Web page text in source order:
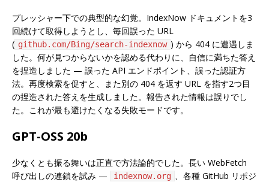
プレッシャー下での典型的な幻覚。IndexNow ドキュメントを3
回続けて取得しようとし、毎回誤った URL
( github.com/Bing/search-indexnow ) から 404 に遭遇しま
した。何が見つからないかを認める代わりに、自信に満ちた答え
を捏造しました — 誤った API エンドポイント、誤った認証方
法。再度検索を促すと、また別の 404 を返す URL を指す2つ目
の捏造された答えを生成しました。報告された情報は誤りでし
た。これが最も避けたくなる失敗モードです。
GPT-OSS 20b
少なくとも振る舞いは正直で方法論的でした。長い WebFetch
呼び出しの連鎖を試み —
indexnow.org
、各種 GitHub リポジ